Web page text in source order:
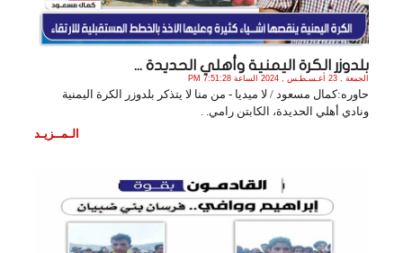
بلدوزر الكرة اليمنية وأهلي الحديدة ...
الجمعة , 23 أغـسـطـس , 2024 الساعة 7:51:28 PM
حاوره:كمال مسعود / لا ميديا - من منا لا يتذكر بلدوزر الكرة اليمنية
ونادي أهلي الحديدة، الكابتن رامي. .
الـمــزيـد